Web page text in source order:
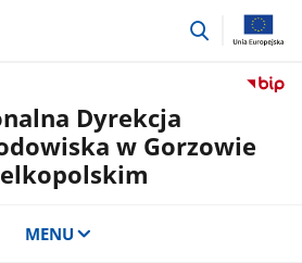
przejdź
Dyrekcja
w Gorzowie
MENU